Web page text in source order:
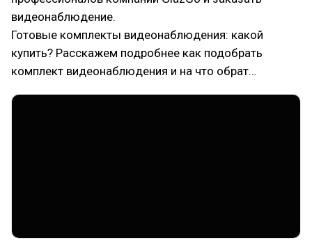
видеонаблюдение.
Готовые комплекты видеонаблюдения: какой
купить? Расскажем подробнее как подобрать
комплект видеонаблюдения и на что обрат…